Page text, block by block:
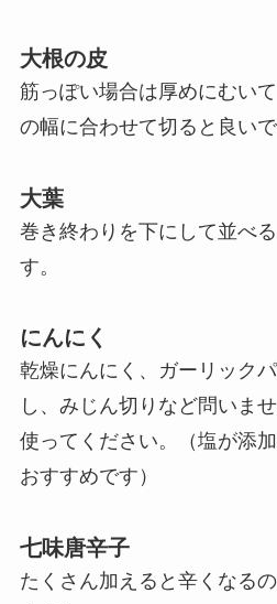
大根の皮
筋っぽい場合は厚めにむい
の幅に合わせて切ると良い
大葉
巻き終わりを下にして並べ
す。
にんにく
乾燥にんにく、ガーリック
し、みじん切りなど問いま
使ってください。（塩が添
おすすめです）
七味唐辛子
たくさん加えると辛くなる